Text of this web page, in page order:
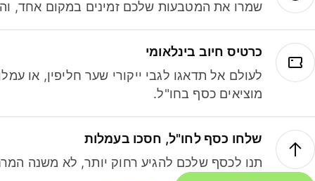
שמרו את המטבעות שלכם זמינים במקום אחד,
כרטיס חיוב בינלאומי
לעולם אל תדאגו לגבי ייקורי שער חליפין, או
מוציאים כסף בחו"ל.
שלחו כסף לחו"ל, חסכו בעמלות
תנו לכסף שלכם להגיע רחוק יותר, לא משנה